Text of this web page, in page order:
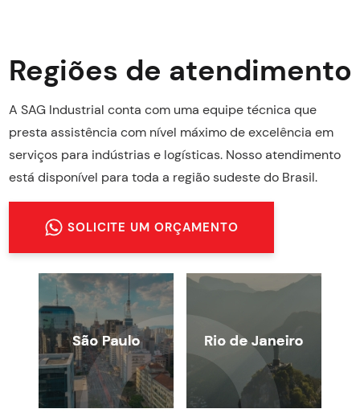
Regiões de atendimento
A SAG Industrial conta com uma equipe técnica que
presta assistência com nível máximo de excelência em
serviços para indústrias e logísticas. Nosso atendimento
está disponível para toda a região sudeste do Brasil.
SOLICITE UM ORÇAMENTO